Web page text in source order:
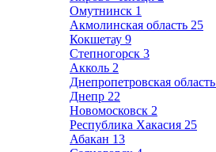
Омутнинск 1
Акмолинская область 25
Кокшетау 9
Степногорск 3
Акколь 2
Днепропетровская область
Днепр 22
Новомосковск 2
Республика Хакасия 25
Абакан 13